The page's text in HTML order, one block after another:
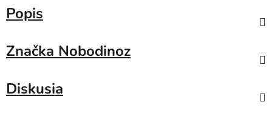
Popis
Značka Nobodinoz
Diskusia